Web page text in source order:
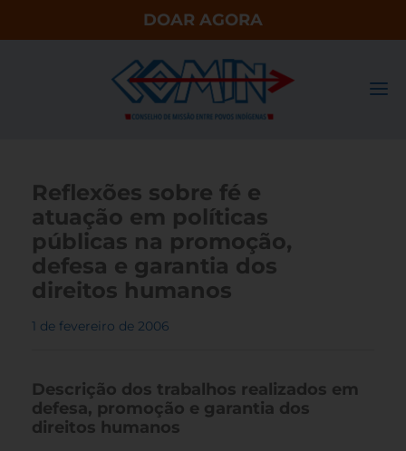
DOAR AGORA
Reflexões sobre fé e
atuação em políticas
públicas na promoção,
defesa e garantia dos
direitos humanos
1 de fevereiro de 2006
Descrição dos trabalhos realizados em
defesa, promoção e garantia dos
direitos humanos